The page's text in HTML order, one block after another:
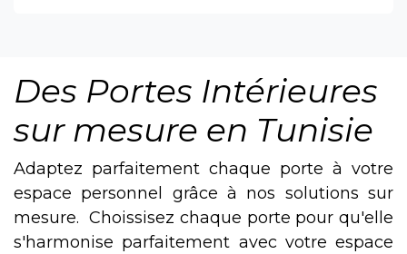
Des Portes Intérieures
sur mesure en Tunisie
Adaptez parfaitement chaque porte à votre
espace personnel grâce à nos solutions sur
mesure. Choissisez chaque porte pour qu'elle
s'harmonise parfaitement avec votre espace